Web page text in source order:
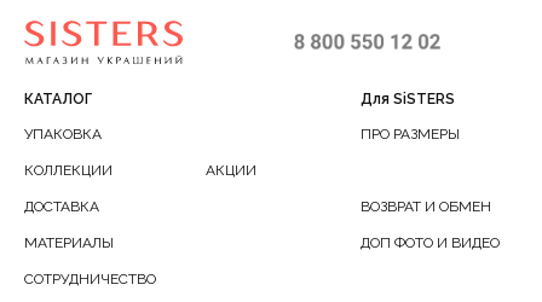
КАТАЛОГ Для SiSTERS
УПАКОВКА
ДОСТАВКА
КОЛЛЕКЦИИ
ПРО РАЗМЕРЫ
АКЦИИ
ВОЗВРАТ И ОБМЕН
ДОП ФОТО И ВИДЕО
МАТЕРИАЛЫ
СОТРУДНИЧЕСТВО